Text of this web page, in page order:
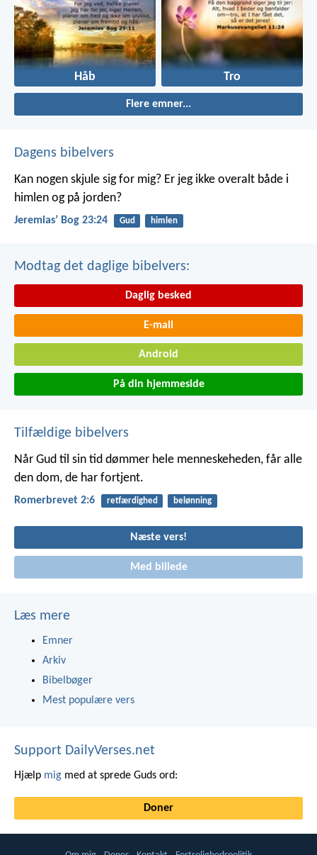
Håb Tro
Flere emner...
Dagens bibelvers
Kan nogen skjule sig for mig? Er jeg ikke overalt både i
himlen og på jorden?
Jeremiasʼ Bog 23:24 Gud himlen
Modtag det daglige bibelvers:
Daglig besked
E-mail
Android
På din hjemmeside
Tilfældige bibelvers
Når Gud til sin tid dømmer hele menneskeheden, får alle
den dom, de har fortjent.
Romerbrevet 2:6 retfærdighed belønning
Næste vers!
Med billede
Læs mere
Emner
Arkiv
Bibelbøger
Mest populære vers
Support DailyVerses.net
Hjælp mig med at sprede Guds ord:
Doner